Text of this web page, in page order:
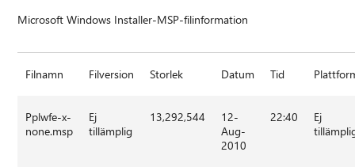
Microsoft Windows Installer-MSP-filinformation
Filnamn Filversion Storlek Datum Tid
Pplwfe-x-
none.msp
Ej
tillämplig
13,292,544
12-
Aug-
2010
22:40
Ej